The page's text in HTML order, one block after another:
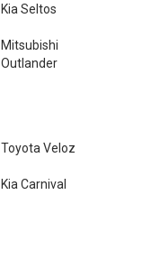
Kia Seltos
Mitsubishi
Outlander
Toyota Veloz
Kia Carnival